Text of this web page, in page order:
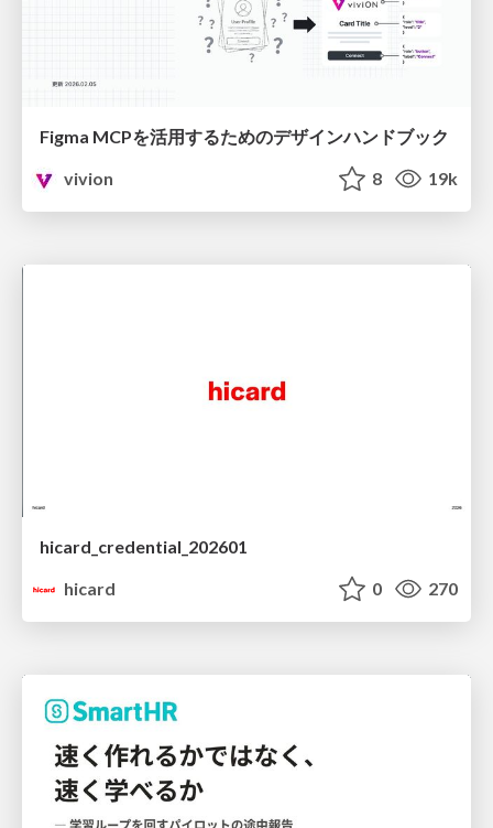
Figma MCPを活用するためのデザインハンドブック
vivion
8 19k
hicard_credential_202601
hicard
0 270